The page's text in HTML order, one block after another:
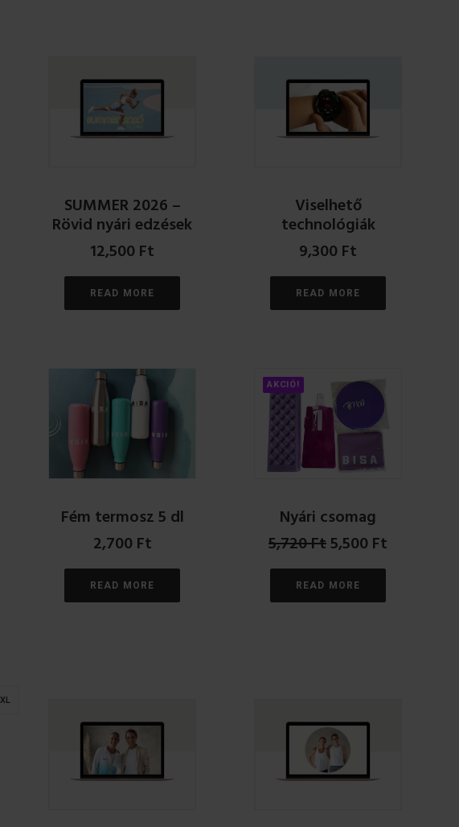
SUMMER 2026 –
Rövid nyári edzések
12,500Ft
READ MORE
Viselhető
technológiák
9,300Ft
READ MORE
Fém termosz 5 dl
2,700Ft
READ MORE
AKCIÓ!
Nyári csomag
5,720FtOriginal
price
was:
5,720 Ft.
5,500Ft
READ MORE